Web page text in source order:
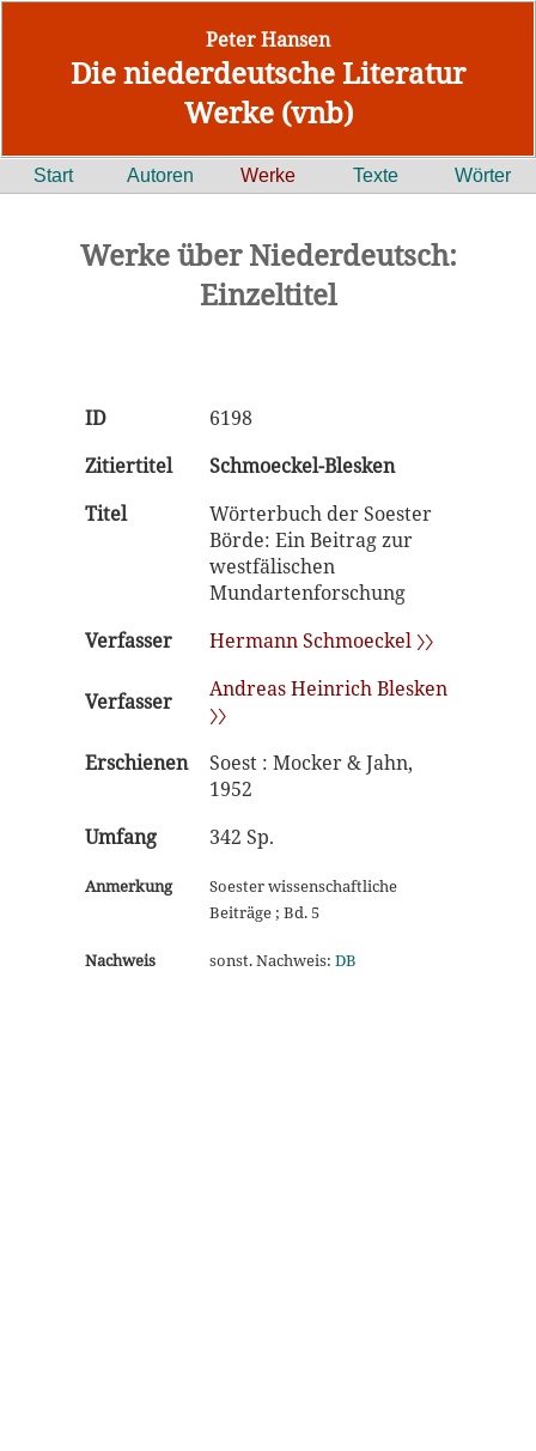
Peter Hansen
Die niederdeutsche Literatur
Werke (vnb)
Start Autoren Werke Texte Wörter
Werke über Niederdeutsch:
Einzeltitel
ID
6198
Zitiertitel
Schmoeckel-Blesken
Titel
Wörterbuch der Soester
Börde: Ein Beitrag zur
westfälischen
Mundartenforschung
Verfasser
Hermann Schmoeckel 〉〉
Verfasser
Andreas Heinrich Blesken
〉〉
Erschienen
Soest : Mocker & Jahn,
1952
Umfang
342 Sp.
Anmerkung
Soester wissenschaftliche
Beiträge ; Bd. 5
Nachweis sonst. Nachweis: DB